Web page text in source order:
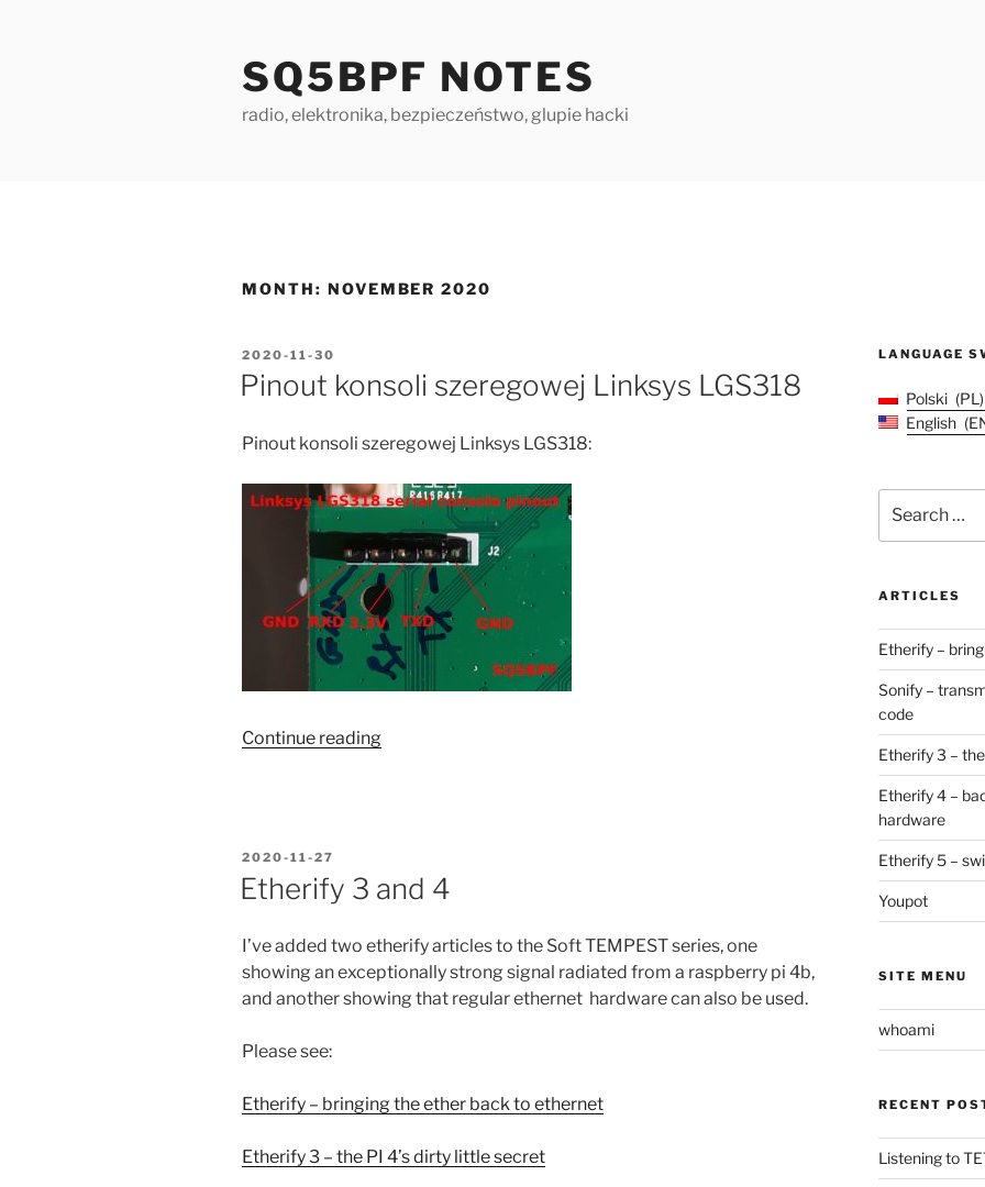
SQ5BPF NOTES
radio, elektronika, bezpieczeństwo, glupie hacki
MONTH: NOVEMBER 2020
POSTED
ON
2020-11-30
Pinout konsoli szeregowej Linksys LGS318
Pinout konsoli szeregowej Linksys LGS318:
Continue reading“Pinout
POSTED
2020-11-27
Etherify 3 and 4
I’ve added two etherify articles to the Soft TEMPEST series, one
showing an exceptionally strong signal radiated from a raspberry pi 4b,
and another showing that regular ethernet hardware can also be used.
Please see:
Etherify – bringing the ether back to ethernet
Etherify 3 – the PI 4’s dirty little secret
LANGUAGE
Polski
PL
English
for:
ARTICLES
Etherify –
Sonify –
code
Etherify 3 –
Etherify 4 –
hardware
Etherify 5 –
Youpot
SITE MENU
whoami
RECENT
Listening to